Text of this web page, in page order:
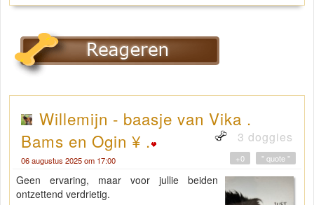
Willemijn - baasje van Vika .
Bams en Ogin ¥ .
3 doggies
06 augustus 2025 om 17:00 " quote "
+0
Geen ervaring, maar voor jullie beiden
ontzettend verdrietig.